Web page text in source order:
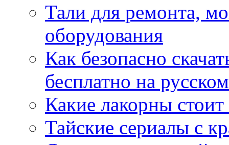
Тали для ремонта,
оборудования
Как безопасно
бесплатно на
Какие лакорны
Тайские сериалы с